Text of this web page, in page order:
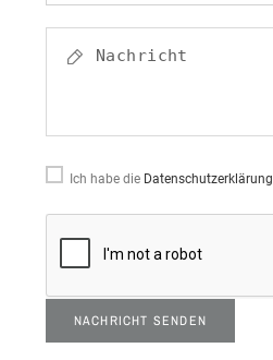
Ich habe die Datenschutzerklärung
NACHRICHT SENDEN